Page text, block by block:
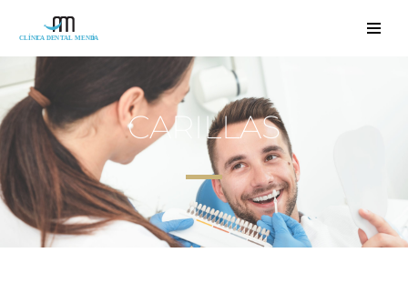
contenido
CARILLAS